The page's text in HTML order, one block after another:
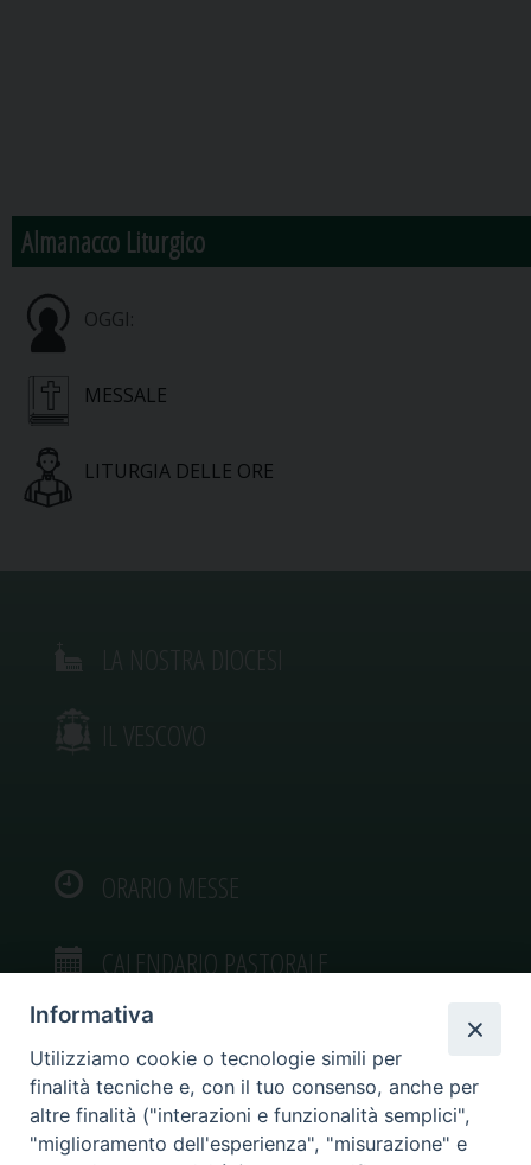
Almanacco Liturgico
OGGI:
MESSALE
LITURGIA DELLE ORE
IL VESCOVO
ORARIO MESSE
CALENDARIO PASTORALE
VIDEOGALLERY
Informativa
Utilizziamo cookie o tecnologie simili per
finalità tecniche e, con il tuo consenso, anche per
altre finalità ("interazioni e funzionalità semplici",
"miglioramento dell'esperienza", "misurazione" e